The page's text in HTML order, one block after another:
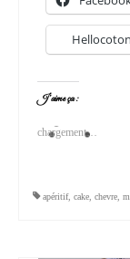
Hellocoton
J’aime ça :
chargement…
apéritif, cake chevre